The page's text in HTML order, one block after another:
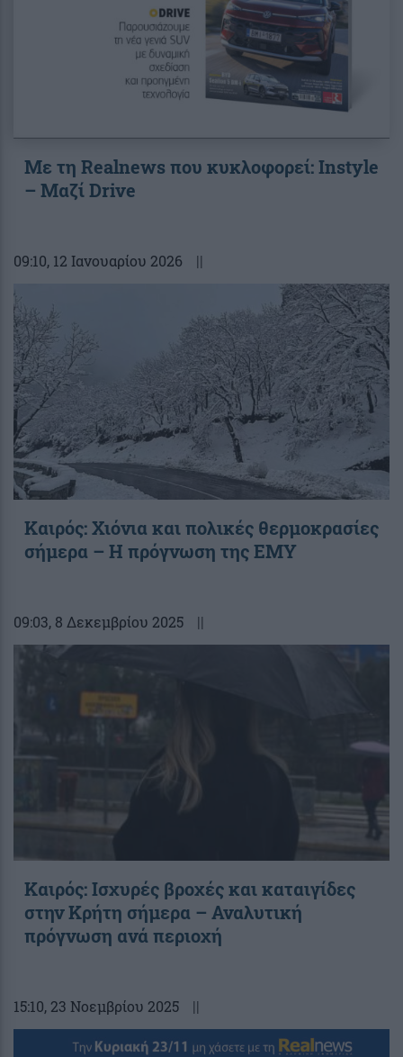
Με τη Realnews που κυκλοφορεί: Instyle
– Μαζί Drive
09:10, 12 Ιανουαρίου 2026 ||
Καιρός: Χιόνια και πολικές θερμοκρασίες
σήμερα – Η πρόγνωση της ΕΜΥ
09:03, 8 Δεκεμβρίου 2025 ||
Καιρός: Ισχυρές βροχές και καταιγίδες
στην Κρήτη σήμερα – Αναλυτική
πρόγνωση ανά περιοχή
15:10, 23 Νοεμβρίου 2025 ||